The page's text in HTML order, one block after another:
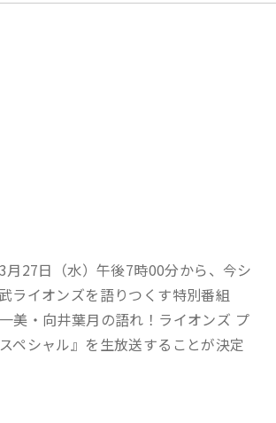
月27日（水）午後7時00分から、今シ
ライオンズを語りつくす特別番組
美・向井葉月の語れ！ライオンズ プ
ペシャル』を生放送することが決定